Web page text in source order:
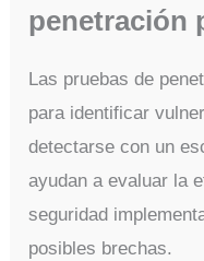
penetración
Las pruebas de
para identificar
detectarse con un
ayudan a evaluar la
seguridad
posibles brechas.